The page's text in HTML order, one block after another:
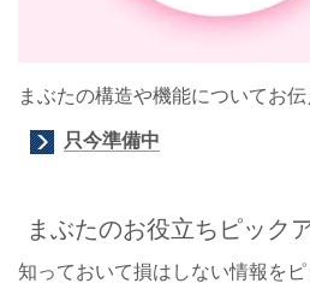
まぶたの構造や機能についてお伝
只今準備中
まぶたのお役立ちピック
知っておいて損はしない情報を